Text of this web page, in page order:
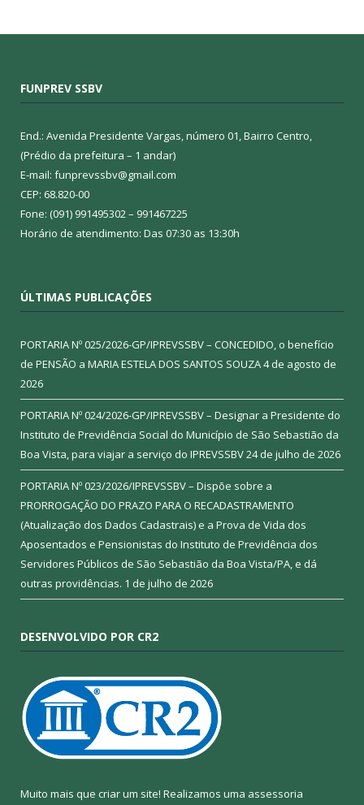
FUNPREV SSBV
End.: Avenida Presidente Vargas, número 01, Bairro Centro,
(Prédio da prefeitura – 1 andar)
E-mail: funprevssbv@gmail.com
CEP: 68.820-00
Fone: (091) 991495302 – 991467225
Horário de atendimento: Das 07:30 as 13:30h
ÚLTIMAS PUBLICAÇÕES
PORTARIA Nº 025/2026-GP/IPREVSSBV – CONCEDIDO, o benefício
de PENSÃO a MARIA ESTELA DOS SANTOS SOUZA4 de agosto de
2026
PORTARIA Nº 024/2026-GP/IPREVSSBV – Designar a Presidente do
Instituto de Previdência Social do Município de São Sebastião da
Boa Vista, para viajar a serviço do IPREVSSBV24 de julho de 2026
PORTARIA Nº 023/2026/IPREVSSBV – Dispõe sobre a
PRORROGAÇÃO DO PRAZO PARA O RECADASTRAMENTO
(Atualização dos Dados Cadastrais) e a Prova de Vida dos
Aposentados e Pensionistas do Instituto de Previdência dos
Servidores Públicos de São Sebastião da Boa Vista/PA, e dá
outras providências. 1 de julho de 2026
DESENVOLVIDO POR CR2
Muito mais que criar um site! Realizamos uma assessoria